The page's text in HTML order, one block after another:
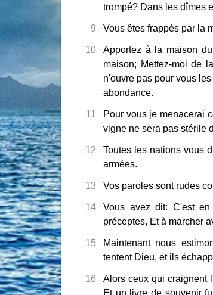
trompé? Dans les dîmes
9 Vous êtes frappés par la
10
Apportez à la maison
maison; Mettez-moi de
n'ouvre pas pour vous
abondance.
11
Pour vous je menacerai
vigne ne sera pas stérile
12
Toutes les nations vous
armées.
13 Vos paroles sont rudes
14
Vous avez dit: C'est
préceptes, Et à marcher
15
Maintenant nous
tentent Dieu, et ils
16
Alors ceux qui craignent
Et un livre de souvenir